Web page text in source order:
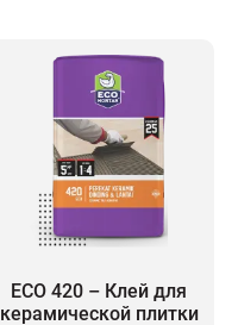
ECO 420 – Клей для
керамической плитки